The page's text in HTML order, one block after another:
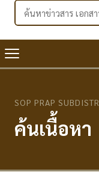
ค้นหาในเว็บไซต์
SOP PRAP
ค้นเนื้อหา